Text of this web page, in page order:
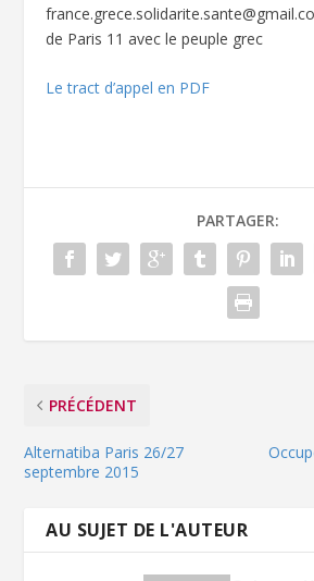
de Paris 11 avec le peuple grec
Le tract d’appel en PDF
PARTAGER:
PRÉCÉDENT
Alternatiba Paris 26/27
septembre 2015
AU SUJET DE L'AUTEUR